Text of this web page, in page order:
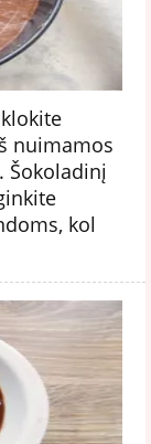
nuimamos
Šokoladinį
kol